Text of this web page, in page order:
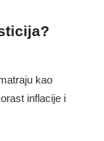
kao
inflacije i